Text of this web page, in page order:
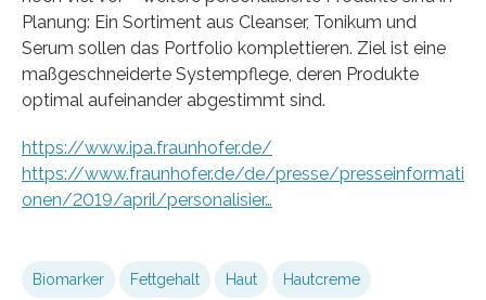
Planung: Ein Sortiment aus Cleanser, Tonikum und
Serum sollen das Portfolio komplettieren. Ziel ist eine
maßgeschneiderte Systempflege, deren Produkte
optimal aufeinander abgestimmt sind.
https://www.ipa.fraunhofer.de/
https://www.fraunhofer.de/de/presse/presseinformati
onen/2019/april/personalisier…
Biomarker Fettgehalt Haut Hautcreme